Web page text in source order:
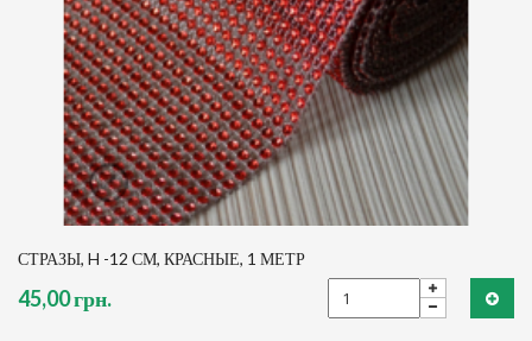
СТРАЗЫ, H -12 СМ, КРАСНЫЕ, 1 МЕТР
45,00 грн.